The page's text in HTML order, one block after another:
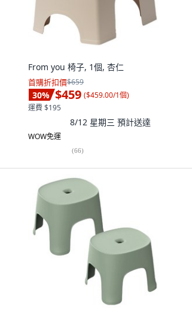
From you 椅子, 1個, 杏仁
首購折扣價$659
30% $459 ($459.00/1個)
運費 $195
8/12 星期三 預計送達
WOW免運
(66)